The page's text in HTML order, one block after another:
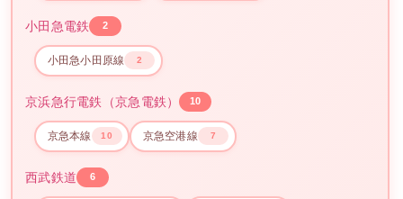
小田急電鉄 2
小田急小田原線 2
京浜急行電鉄（京急電鉄） 10
京急本線 10 京急空港線 7
西武鉄道 6